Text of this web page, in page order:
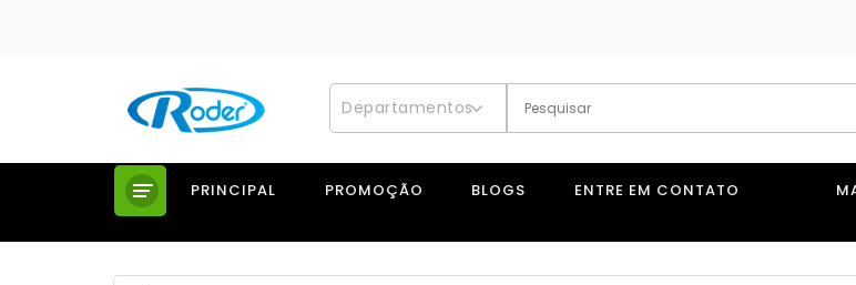
Departamentos
PRINCIPAL PROMOÇÃO BLOGS ENTRE EM CONTATO